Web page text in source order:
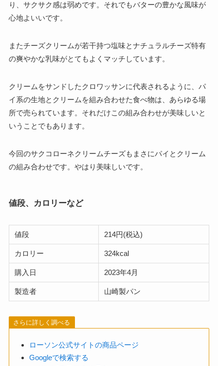
り、サクサク感は弱めです。それでもバターの豊かな風味が
心地よいいです。
またチーズクリームが若干持つ塩味とナチュラルチーズ特有
の爽やかな乳味がとてもよくマッチしています。
クリームをサンドしたクロワッサンに代表されるように、パ
イ系の生地とクリームを組み合わせた食べ物は、あらゆる場
所で売られています。それだけこの組み合わせが美味しいと
いうことでもあります。
今回のサクコローネクリームチーズもまさにパイとクリーム
の組み合わせです。やはり美味しいです。
値段、カロリーなど
値段 214円(税込)
カロリー 324kcal
購入日 2023年4月
製造者 山崎製パン
さらに詳しく調べる
ローソン公式サイトの商品ページ
Googleで検索する